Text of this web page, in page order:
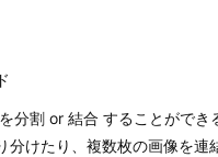
分割 or 結合 することがで
分けたり、複数枚の画像を連